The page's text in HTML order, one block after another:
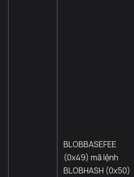
BLOBBASEFEE
(0x49) mã lệnh
BLOBHASH (0x50)